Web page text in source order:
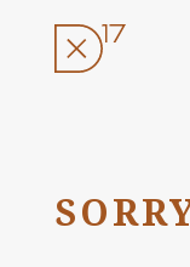
tartalomhoz